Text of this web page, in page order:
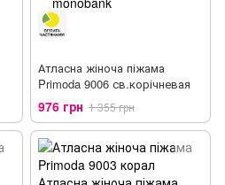
Атласна жіноча піжама
Primoda 9006 св.корічневая
976 грн 1 355 грн